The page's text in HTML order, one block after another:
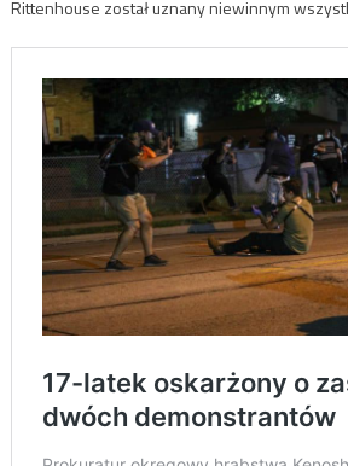
Rittenhouse został uznany niewinnym